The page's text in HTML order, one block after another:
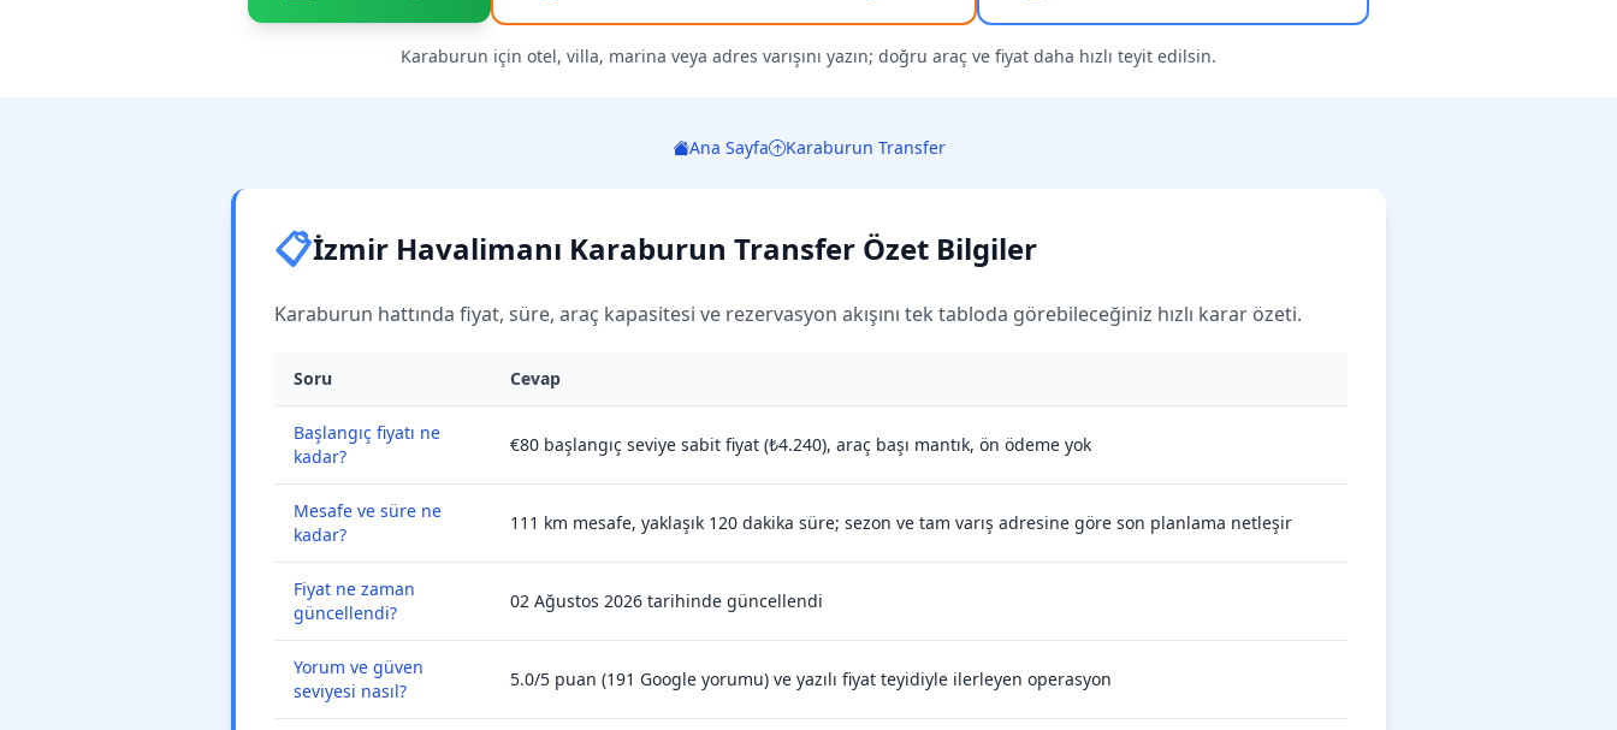
Karaburun için otel, villa, marina veya adres varışını yazın; doğru araç ve fiyat daha hızlı teyit edilsin.
Ana Sayfa Karaburun Transfer
📋İzmir Havalimanı Karaburun Transfer Özet Bilgiler
Karaburun hattında fiyat, süre, araç kapasitesi ve rezervasyon akışını tek tabloda görebileceğiniz hızlı karar özeti.
Soru Cevap
Başlangıç fiyatı ne
kadar?
€80 başlangıç seviye sabit fiyat (₺4.240), araç başı mantık, ön ödeme yok
Mesafe ve süre ne
kadar?
111 km mesafe, yaklaşık 120 dakika süre; sezon ve tam varış adresine göre son planlama netleşir
Fiyat ne zaman
güncellendi?
02 Ağustos 2026 tarihinde güncellendi
Yorum ve güven
seviyesi nasıl?
5.0/5 puan (191 Google yorumu) ve yazılı fiyat teyidiyle ilerleyen operasyon